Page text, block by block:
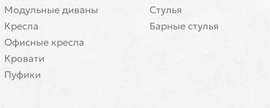
Модульные диваны
Кресла
Офисные кресла
Кровати
Пуфики
Стулья
Барные стулья